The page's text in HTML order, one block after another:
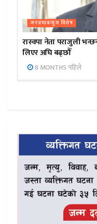
जनप्रभाबन्युज विशेष
रास्वपा नेता पराजुली
लिएर अघि बढ्छौँ
8 MONTHS पहिले